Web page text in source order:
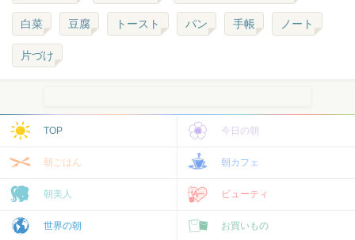
白菜 豆腐 トースト パン 手帳 ノート
片づけ
TOP 今日の朝
朝ごはん 朝カフェ
朝美人 ビューティ
世界の朝 お買いもの